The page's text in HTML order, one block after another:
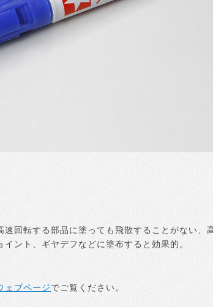
回転する部品に塗っても飛散することがない、
ント、ギヤデフなどに塗布すると効果的。
ェブページでご覧ください。